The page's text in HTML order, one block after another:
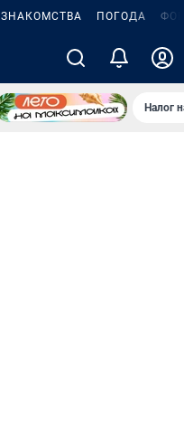
ЗНАКОМСТВА ПОГОДА
Налог